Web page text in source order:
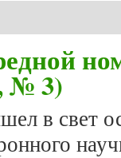
№ 3)
в свет